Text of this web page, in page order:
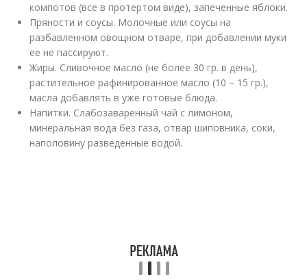
компотов (все в протертом виде), запеченные яблоки.
Пряности и соусы. Молочные или соусы на
разбавленном овощном отваре, при добавлении муки
ее не пассируют.
Жиры. Сливочное масло (не более 30 гр. в день),
растительное рафинированное масло (10 – 15 гр.),
масла добавлять в уже готовые блюда.
Напитки. Слабозаваренный чай с лимоном,
минеральная вода без газа, отвар шиповника, соки,
наполовину разведенные водой.